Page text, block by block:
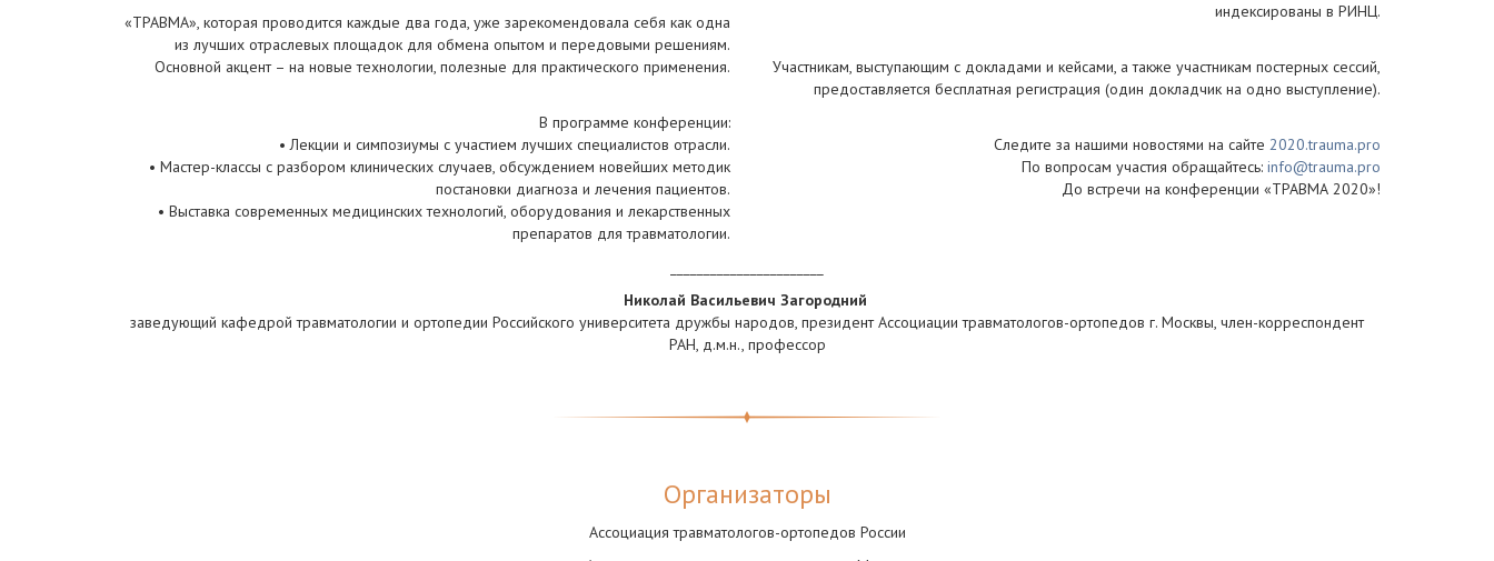
«ТРАВМА», которая проводится каждые два года, уже зарекомендовала себя как одна
из лучших отраслевых площадок для обмена опытом и передовыми решениям.
Основной акцент – на новые технологии, полезные для практического применения.
В программе конференции:
• Лекции и симпозиумы с участием лучших специалистов отрасли.
• Мастер-классы с разбором клинических случаев, обсуждением новейших методик
постановки диагноза и лечения пациентов.
• Выставка современных медицинских технологий, оборудования и лекарственных
препаратов для травматологии.
индексированы в РИНЦ.
Участникам, выступающим с докладами и кейсами, а также участникам постерных сессий,
предоставляется бесплатная регистрация (один докладчик на одно выступление).
Следите за нашими новостями на сайте 2020.trauma.pro
По вопросам участия обращайтесь: info@trauma.pro
До встречи на конференции «ТРАВМА 2020»!
Николай Васильевич Загородний
заведующий кафедрой травматологии и ортопедии Российского университета дружбы народов, президент Ассоциации травматологов-ортопедов г. Москвы, член-корреспондент
РАН, д.м.н., профессор
Организаторы
Ассоциация травматологов-ортопедов России